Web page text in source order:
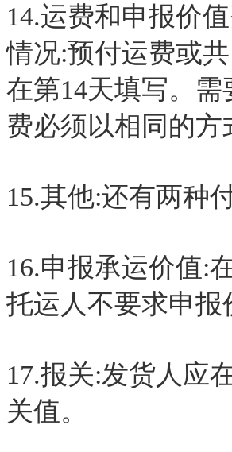
14.运费和申报价
情况:预付运费或
在第14天填写。
费必须以相同的
15.其他:还有两种
16.申报承运价值:
托运人不要求申
17.报关:发货人应
关值。